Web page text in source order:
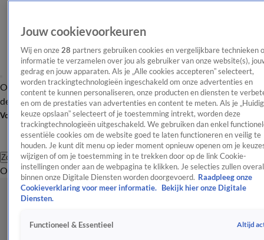
OverzichtAfleveringen Entertainment TV Algemeen
Tip
de redactieNieuwsbrief
Volg Shownieuws
Zoeken
OverzichtEntertainmentSpraakmakendRealityCrimeVideo's
Jouw cookievoorkeuren
Wij en onze 28 partners gebruiken cookies en vergelijkbare technieken
informatie te verzamelen over jou als gebruiker van onze website(s),
gedrag en jouw apparaten. Als je „Alle cookies accepteren” selecteert,
worden trackingtechnologieën ingeschakeld om onze advertenties en
content te kunnen personaliseren, onze producten en diensten te
en om de prestaties van advertenties en content te meten. Als je
keuze opslaan” selecteert of je toestemming intrekt, worden deze
trackingtechnologieën uitgeschakeld. We gebruiken dan enkel
essentiële cookies om de website goed te laten functioneren en veilig te
houden. Je kunt dit menu op ieder moment opnieuw openen om je
wijzigen of om je toestemming in te trekken door op de link Cookie-
instellingen onder aan de webpagina te klikken. Je selecties zullen overal
binnen onze Digitale Diensten worden doorgevoerd. Raadpleeg onze
Cookieverklaring voor meer informatie.
Bekijk hier onze Digitale
Diensten.
Functioneel & Essentieel Altijd